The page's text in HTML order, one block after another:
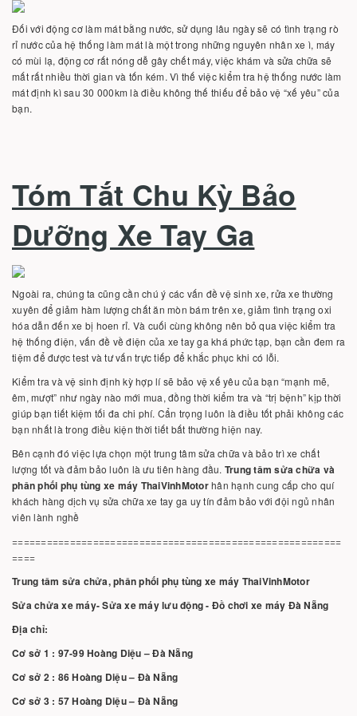
Đối với động cơ làm mát bằng nước, sử dụng lâu ngày sẽ có tình trạng rò
rỉ nước của hệ thống làm mát là một trong những nguyên nhân xe ì, máy
có mùi lạ, động cơ rất nóng dễ gây chết máy, việc khám và sửa chữa sẽ
mất rất nhiều thời gian và tốn kém. Vì thế việc kiểm tra hệ thống nước làm
mát định kì sau 30 000km là điều không thế thiếu để bảo vệ “xế yêu” của
bạn.
Tóm Tắt Chu Kỳ Bảo
Dưỡng Xe Tay Ga
Ngoài ra, chúng ta cũng cần chú ý các vấn đề vệ sinh xe, rửa xe thường
xuyên để giảm hàm lượng chất ăn mòn bám trên xe, giảm tình trạng oxi
hóa dẫn đến xe bị hoen rỉ. Và cuối cùng không nên bỏ qua việc kiểm tra
hệ thống điện, vấn đề về điện của xe tay ga khá phức tạp, bạn cần đem ra
tiệm để được test và tư vấn trực tiếp để khắc phục khi có lỗi.
Kiểm tra và vệ sinh định kỳ hợp lí sẽ bảo vệ xế yêu của bạn “mạnh mẽ,
êm, mượt” như ngày nào mới mua, đồng thời kiểm tra và “trị bệnh” kịp thời
giúp bạn tiết kiệm tối đa chi phí. Cẩn trọng luôn là điều tốt phải không các
bạn nhất là trong điều kiện thời tiết bất thường hiện nay.
Bên cạnh đó việc lựa chọn một trung tâm sửa chữa và bảo trì xe chất
lượng tốt và đảm bảo luôn là ưu tiên hàng đầu. Trung tâm sửa chữa và
phân phối phụ tùng xe máy ThaiVinhMotorhân hạnh cung cấp cho quí
khách hàng dịch vụ sửa chữa xe tay ga uy tín đảm bảo với đội ngủ nhân
viên lành nghề
=========================================================
====
Trung tâm sửa chửa, phân phối phụ tùng xe máy ThaiVinhMotor
Sửa chửa xe máy- Sửa xe máy lưu động - Đồ chơi xe máy Đà Nẵng
Địa chỉ:
Cơ sở 1 : 97-99 Hoàng Diệu – Đà Nẵng
Cơ sở 2 : 86 Hoàng Diệu – Đà Nẵng
Cơ sở 3 : 57 Hoàng Diệu – Đà Nẵng